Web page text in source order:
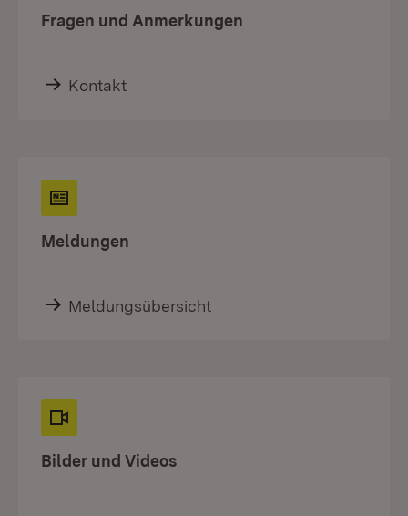
Fragen und Anmerkungen
Kontakt
Meldungen
Meldungsübersicht
Bilder und Videos